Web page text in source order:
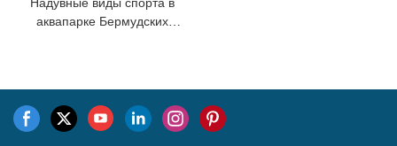
аквапарке Бермудских